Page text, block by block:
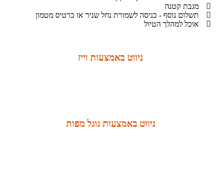
מגבת קטנה
תשלום נוסף - כניסה לשמורת נחל שניר או כרטיס מטמון
אוכל למהלך הטיול
ניווט באמצעות וייז
ניווט באמצעות גוגל מפות